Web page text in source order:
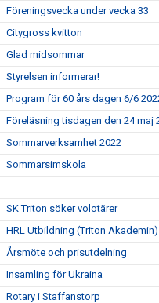
Föreningsvecka under vecka 33
Citygross kvitton
Glad midsommar
Styrelsen informerar!
Program för 60 års dagen 6/6
Föreläsning tisdagen den 24 maj
Sommarverksamhet 2022
Sommarsimskola
SK Triton söker volotärer
HRL Utbildning (Triton Akademin)
Årsmöte och prisutdelning
Insamling för Ukraina
Rotary i Staffanstorp